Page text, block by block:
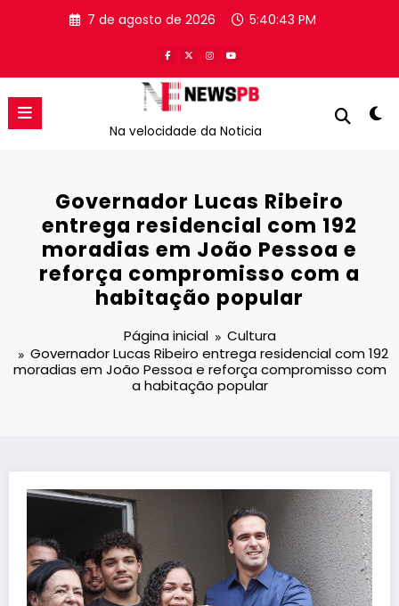
7 de agosto de 2026 5:40:44 PM
Na velocidade da Noticia
Governador Lucas Ribeiro
entrega residencial com 192
moradias em João Pessoa e
reforça compromisso com a
habitação popular
Página inicial
Cultura
Governador Lucas Ribeiro entrega residencial com 192
moradias em João Pessoa e reforça compromisso com
a habitação popular